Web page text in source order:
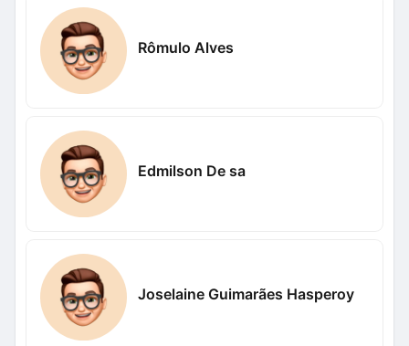
Rômulo Alves
Edmilson De sa
Joselaine Guimarães Hasperoy